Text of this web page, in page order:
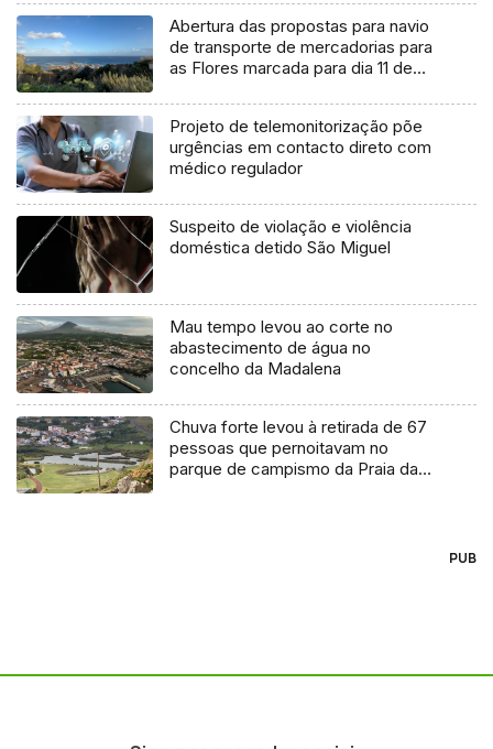
Abertura das propostas para navio
de transporte de mercadorias para
as Flores marcada para dia 11 de
Projeto de telemonitorização põe
urgências em contacto direto com
médico regulador
Suspeito de violação e violência
doméstica detido São Miguel
Mau tempo levou ao corte no
abastecimento de água no
concelho da Madalena
Chuva forte levou à retirada de 67
pessoas que pernoitavam no
parque de campismo da Praia da
PUB